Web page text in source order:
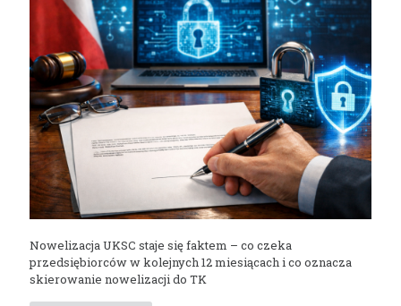
Nowelizacja UKSC staje się faktem – co czeka
przedsiębiorców w kolejnych 12 miesiącach i co oznacza
skierowanie nowelizacji do TK